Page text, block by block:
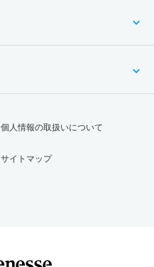
個人情報の取扱いについて
サイトマップ